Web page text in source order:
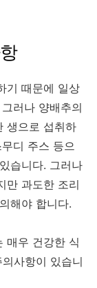
기 때문에 일상
러나 양배추의
생으로 섭취하
디 주스 등으
습니다. 그러나
만 과도한 조리
해야 합니다.
매우 건강한 식
사항이 있습니